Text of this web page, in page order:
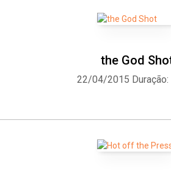
the God
22/04/2015